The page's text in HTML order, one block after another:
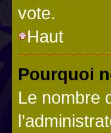
vote.
Haut
Pourquoi
Le nombre